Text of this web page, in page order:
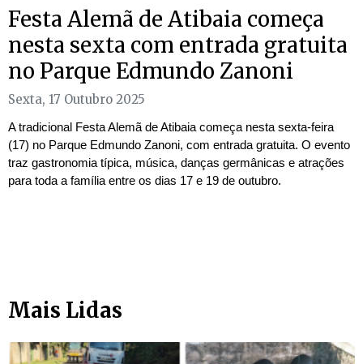
Festa Alemã de Atibaia começa
nesta sexta com entrada gratuita
no Parque Edmundo Zanoni
Sexta, 17 Outubro 2025
A tradicional Festa Alemã de Atibaia começa nesta sexta-feira
(17) no Parque Edmundo Zanoni, com entrada gratuita. O evento
traz gastronomia típica, música, danças germânicas e atrações
para toda a família entre os dias 17 e 19 de outubro.
Mais Lidas